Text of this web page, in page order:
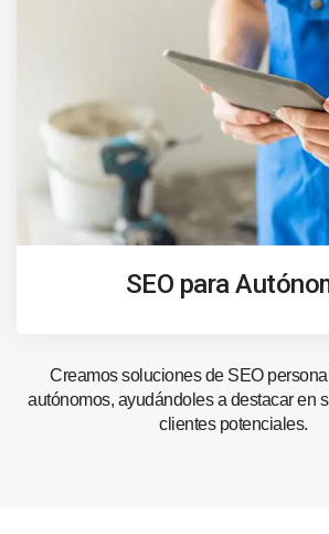
SEO para
Creamos soluciones de SEO
autónomos, ayudándoles a destacar en
clientes potenciales.